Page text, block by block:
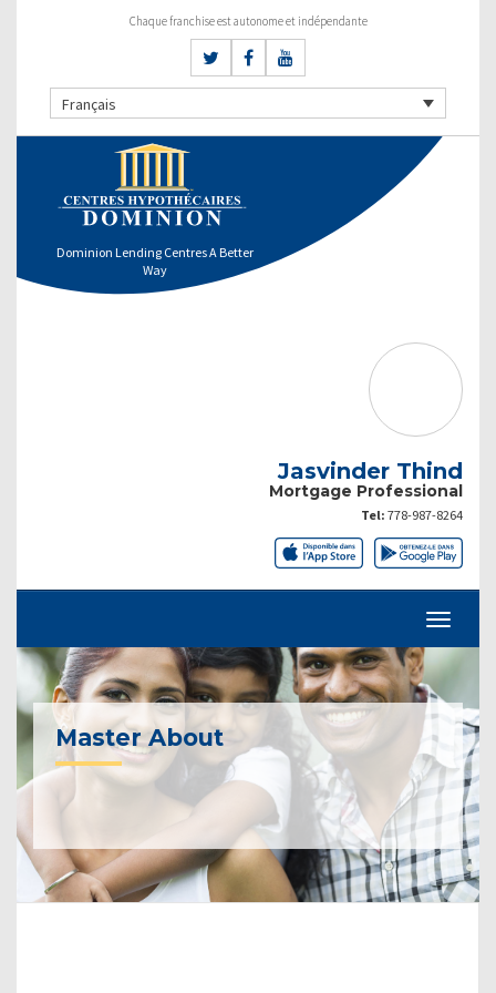
Chaque franchise est autonome et indépendante
Français
Dominion Lending Centres A Better
Way
Jasvinder Thind
Mortgage Professional
Tel: 778-987-8264
Master About